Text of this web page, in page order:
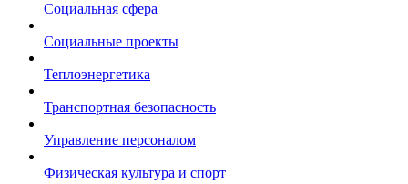
Социальная сфера
Социальные проекты
Теплоэнергетика
Транспортная безопасность
Управление персоналом
Физическая культура и спорт